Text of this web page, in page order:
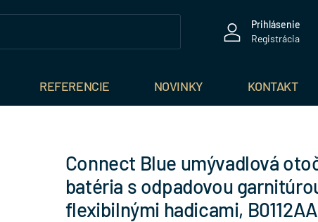
Prihlásenie
Registrácia
REFERENCIE NOVINKY KONTAKT
Connect Blue umývadlová
batéria s odpadovou
flexibilnými hadicami, B0112AA